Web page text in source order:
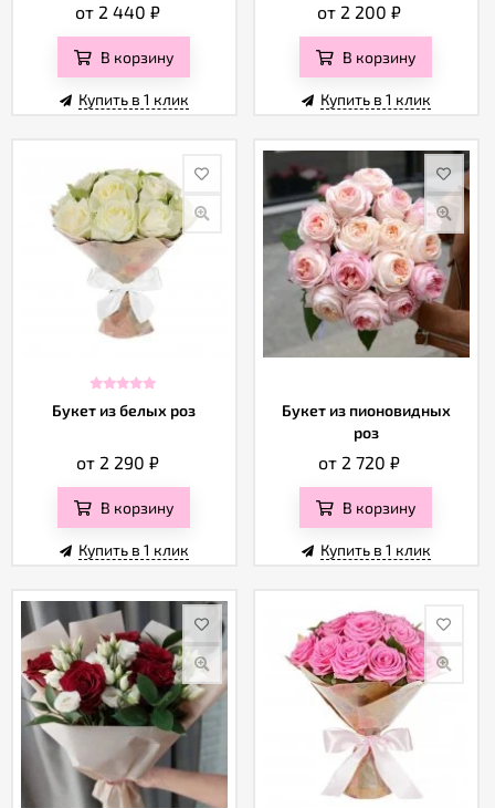
от 2 440 ₽
В корзину
Купить в 1 клик
от 2 200₽
В корзину
Купить в 1 клик
Букет из белых роз
от 2 290 ₽
В корзину
Купить в 1 клик
Букет из пионовидных
роз
от 2 720₽
В корзину
Купить в 1 клик